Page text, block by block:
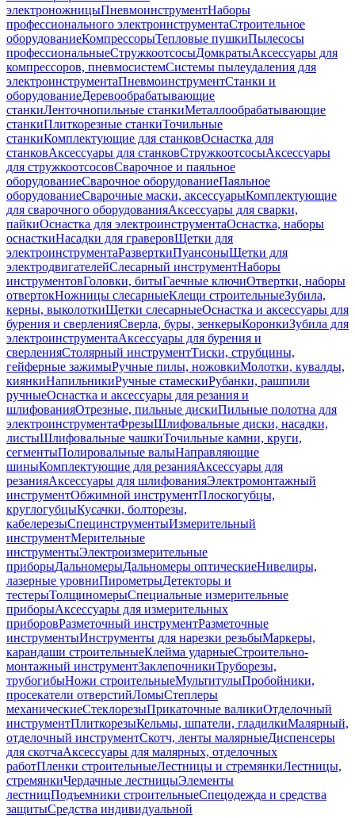
электроножницыПневмоинструментНаборы
профессионального электроинструментаСтроительное
оборудованиеКомпрессорыТепловые пушкиПылесосы
профессиональныеСтружкоотсосыДомкратыАксессуары для
компрессоров, пневмосистемСистемы пылеудаления для
электроинструментаПневмоинструментСтанки и
оборудованиеДеревообрабатывающие
станкиЛенточнопильные станкиМеталлообрабатывающие
станкиПлиткорезные станкиТочильные
станкиКомплектующие для станковОснастка для
станковАксессуары для станковСтружкоотсосыАксессуары
для стружкоотсосовСварочное и паяльное
оборудованиеСварочное оборудованиеПаяльное
оборудованиеСварочные маски, аксессуарыКомплектующие
для сварочного оборудованияАксессуары для сварки,
пайкиОснастка для электроинструментаОснастка, наборы
оснасткиНасадки для граверовЩетки для
электроинструментаРазверткиПуансоныЩетки для
электродвигателейСлесарный инструментНаборы
инструментовГоловки, битыГаечные ключиОтвертки, наборы
отвертокНожницы слесарныеКлещи строительныеЗубила,
керны, выколоткиЩетки слесарныеОснастка и аксессуары для
бурения и сверленияСверла, буры, зенкерыКоронкиЗубила для
электроинструментаАксессуары для бурения и
сверленияСтолярный инструментТиски, струбцины,
гейферные зажимыРучные пилы, ножовкиМолотки, кувалды,
киянкиНапильникиРучные стамескиРубанки, рашпили
ручныеОснастка и аксессуары для резания и
шлифованияОтрезные, пильные дискиПильные полотна для
электроинструментаФрезыШлифовальные диски, насадки,
листыШлифовальные чашкиТочильные камни, круги,
сегментыПолировальные валыНаправляющие
шиныКомплектующие для резанияАксессуары для
резанияАксессуары для шлифованияЭлектромонтажный
инструментОбжимной инструментПлоскогубцы,
круглогубцыКусачки, болторезы,
кабелерезыСпецинструментыИзмерительный
инструментМерительные
инструментыЭлектроизмерительные
приборыДальномерыДальномеры оптическиеНивелиры,
лазерные уровниПирометрыДетекторы и
тестерыТолщиномерыСпециальные измерительные
приборыАксессуары для измерительных
приборовРазметочный инструментРазметочные
инструментыИнструменты для нарезки резьбыМаркеры,
карандаши строительныеКлейма ударныеСтроительно-
монтажный инструментЗаклепочникиТруборезы,
трубогибыНожи строительныеМультитулыПробойники,
просекатели отверстийЛомыСтеплеры
механическиеСтеклорезыПрикаточные валикиОтделочный
инструментПлиткорезыКельмы, шпатели, гладилкиМалярный,
отделочный инструментСкотч, ленты малярныеДиспенсеры
для скотчаАксессуары для малярных, отделочных
работПленки строительныеЛестницы и стремянкиЛестницы,
стремянкиЧердачные лестницыЭлементы
лестницПодъемники строительныеСпецодежда и средства
защитыСредства индивидуальной